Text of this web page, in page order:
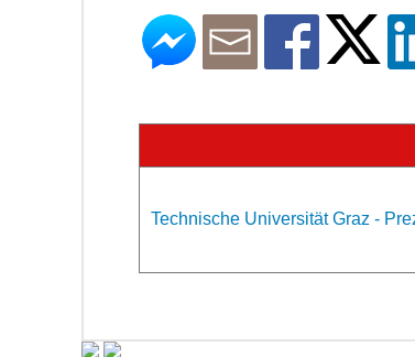
Technische Universität Graz -